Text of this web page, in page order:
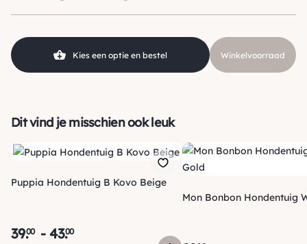
Materiaal
Polyester
Kies een optie en bestel Winkelvoorraad
Dit vind je misschien ook leuk
Puppia Hondentuig B Kovo Beige
39.00 -43.00
Mon Bonbon Hondentuig